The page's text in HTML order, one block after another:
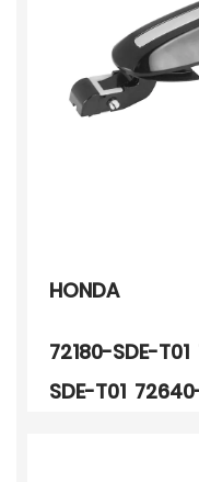
HONDA
72180-SDE-
SDE-T01